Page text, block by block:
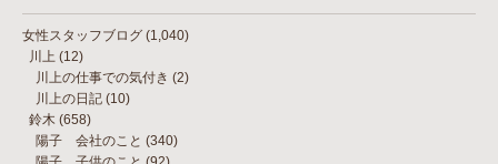
女性スタッフブログ (1,040)
川上 (12)
川上の仕事での気付き (2)
川上の日記 (10)
鈴木 (658)
陽子 会社のこと (340)